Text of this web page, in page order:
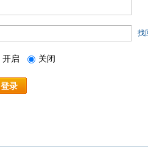
找
开启 关闭
登录